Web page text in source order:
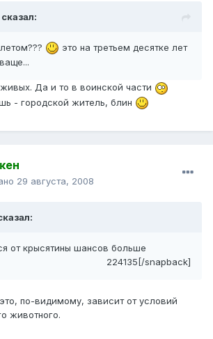
это на третьем десятке лет
Да и то в воинской части
- городской житель, блин
29 августа, 2008
от крысятины шансов больше
224135[/snapback]
по-видимому, зависит от условий
животного.